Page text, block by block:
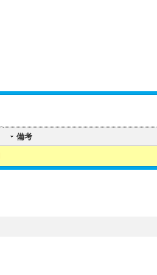
備考